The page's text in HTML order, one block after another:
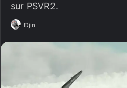
sur PSVR2.
Djin